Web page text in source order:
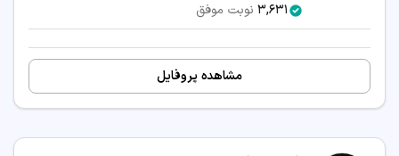
3,631 نوبت موفق
مشاهده پروفایل